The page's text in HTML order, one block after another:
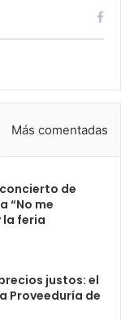
Más comentadas
concierto de
“No me
la feria
justos: el
Proveeduría de